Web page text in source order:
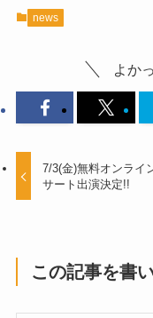
news
よか
7/3(金)無料オンライ
サート出演決定!!
この記事を書